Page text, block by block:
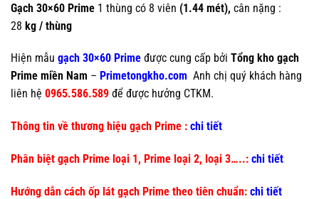
Gạch 30×60 Prime 1 thùng có 8 viên (1.44 mét), cân nặng :
28 kg / thùng
Hiện mẫu gạch 30×60 Prime được cung cấp bởi Tổng kho gạch
Prime miền Nam – Primetongkho.com Anh chị quý khách hàng
liên hệ 0965.586.589 để được hưởng CTKM.
Thông tin về thương hiệu gạch Prime : chi tiết
Phân biệt gạch Prime loại 1, Prime loại 2, loại 3…..: chi tiết
Hướng dẫn cách ốp lát gạch Prime theo tiên chuẩn: chi tiết